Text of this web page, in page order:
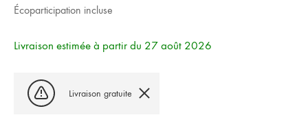
Écoparticipation incluse
Livraison estimée à partir du 27 août 2026
Livraison gratuite